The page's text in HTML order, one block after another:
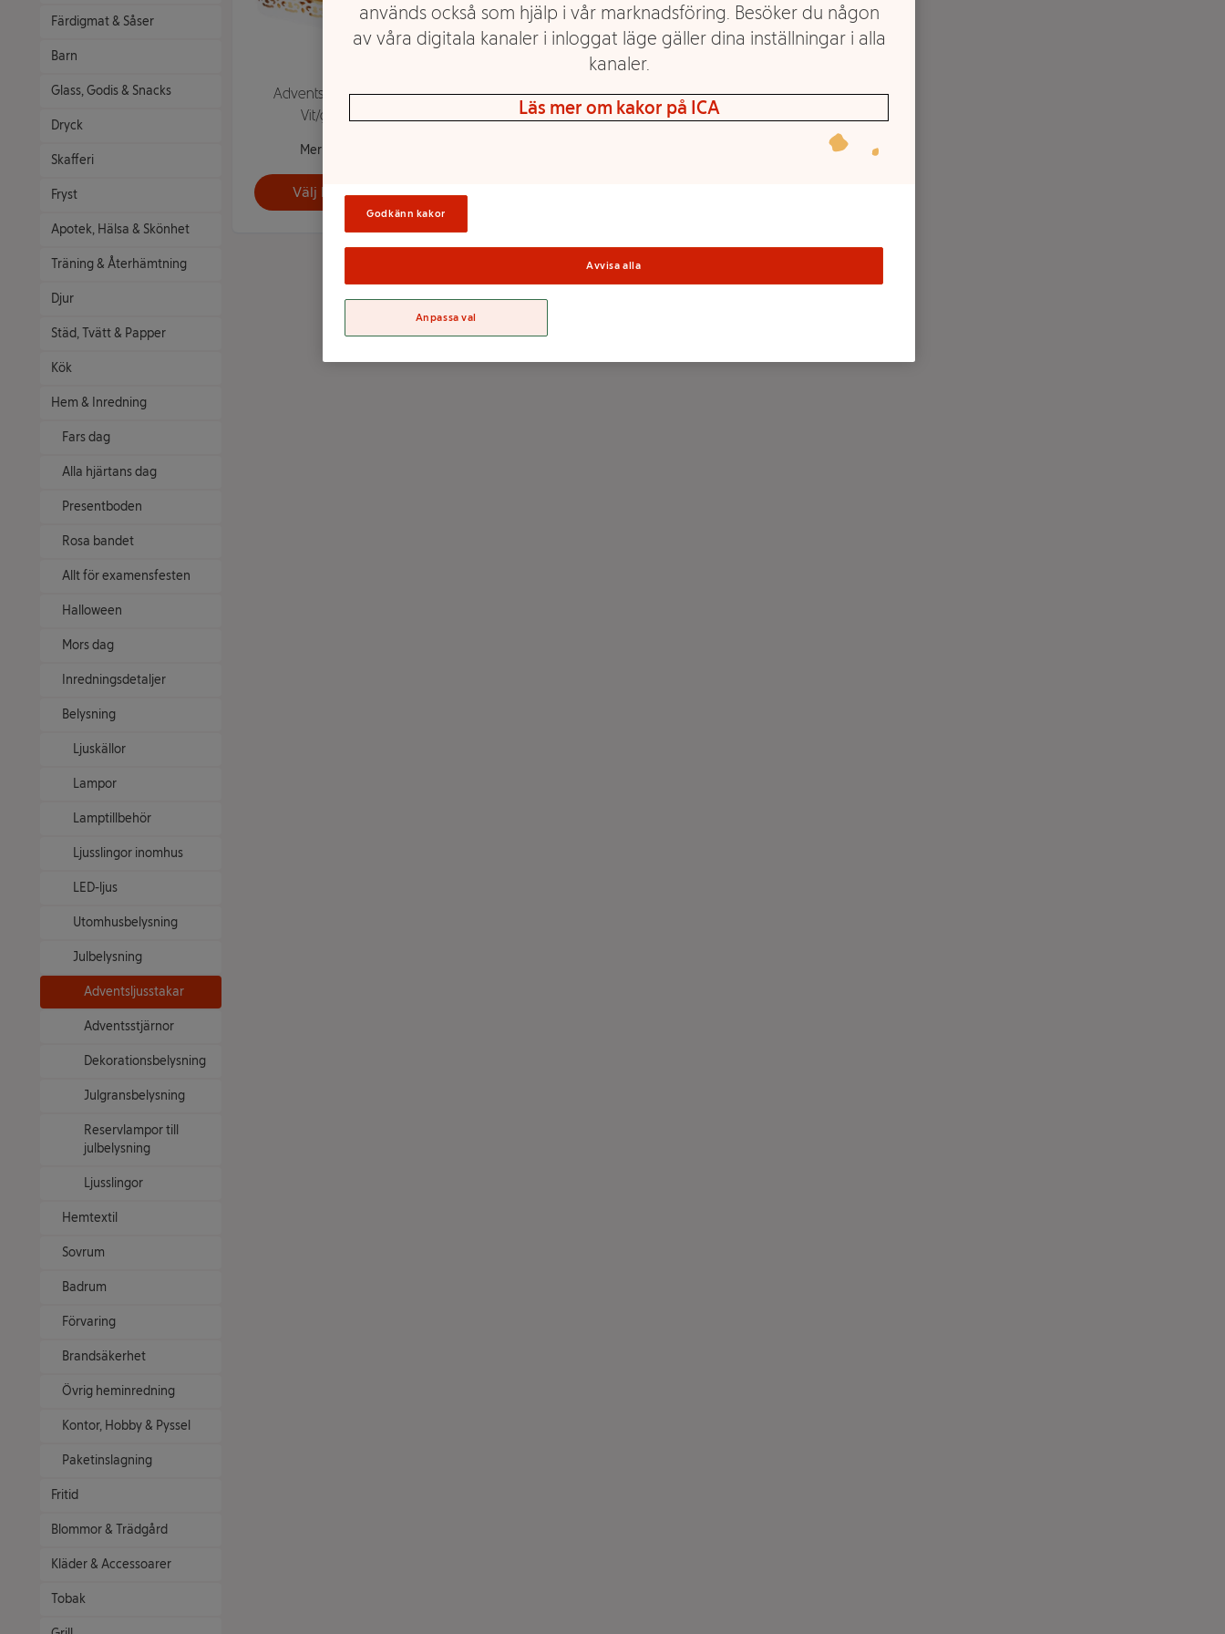
Färdigmat & Såser
Barn
Glass, Godis & Snacks
Dryck
Skafferi
Fryst
Apotek, Hälsa & Skönhet
Träning & Återhämtning
Djur
Städ, Tvätt & Papper
Kök
Hem & Inredning
Fars dag
Alla hjärtans dag
Presentboden
Rosa bandet
Allt för examensfesten
Halloween
Mors dag
Inredningsdetaljer
Belysning
Ljuskällor
Lampor
Lamptillbehör
Ljusslingor inomhus
LED-ljus
Utomhusbelysning
Julbelysning
Adventsljusstakar
Adventsstjärnor
Dekorationsbelysning
Julgransbelysning
Reservlampor till
julbelysning
Ljusslingor
Hemtextil
Sovrum
Badrum
Förvaring
Brandsäkerhet
Övrig heminredning
Kontor, Hobby & Pyssel
Paketinslagning
Fritid
Blommor & Trädgård
Kläder & Accessoarer
Tobak
Adventsljusstake
Vit/guld
Mer info
Välj butik
Elljusstake 7 ljus röd
Konstsmide
Elljusstake 7 ljus vit
Konstsmide
används också som hjälp i vår marknadsföring. Besöker du någon
av våra digitala kanaler i inloggat läge gäller dina inställningar i alla
kanaler.
Läs mer om kakor på ICA
Godkänn kakor
Avvisa alla
Anpassa val